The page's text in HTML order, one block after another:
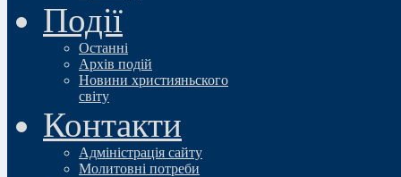
Події
Останні
Архів подій
Новини християньского
свiту
Контакти
Адміністрація сайту
Молитовні потреби